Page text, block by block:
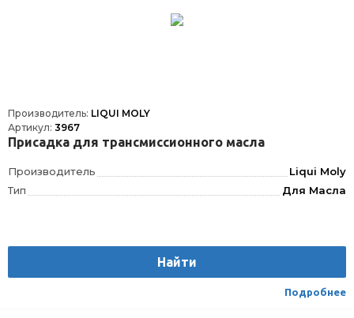
Производитель: LIQUI MOLY
Артикул: 3967
Присадка для трансмиссионного масла
Производитель
Liqui Moly
Тип
Для Масла
Найти
Подробнее